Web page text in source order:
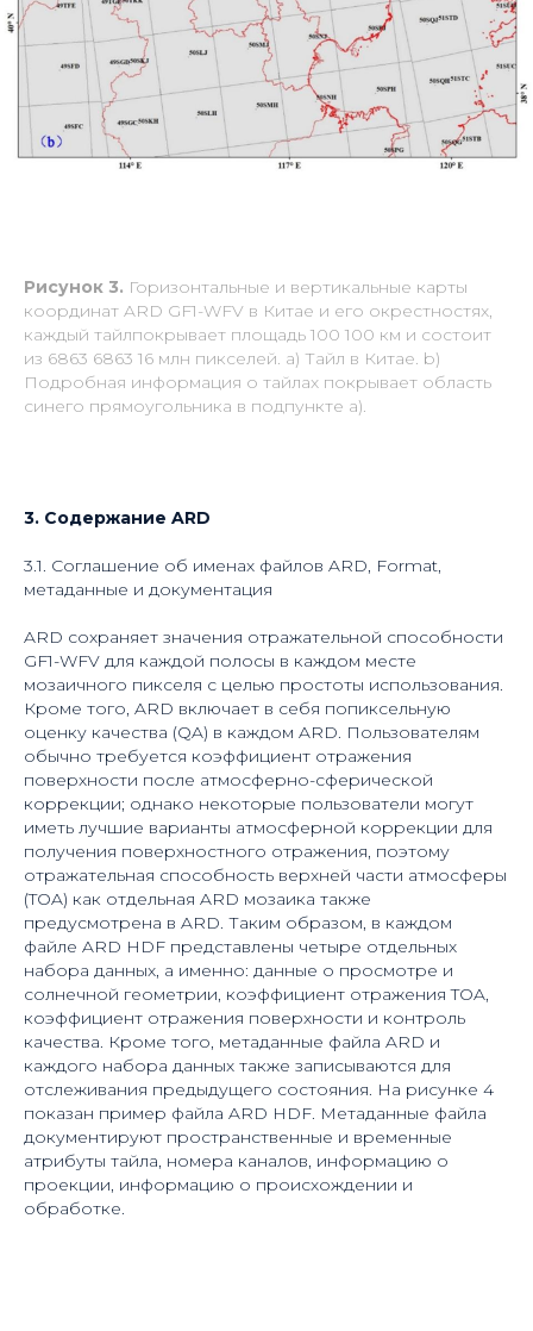
Рисунок 3. Горизонтальные и вертикальные карты
координат ARD GF1-WFV в Китае и его окрестностях,
каждый тайлпокрывает площадь 100 100 км и состоит
из 6863 6863 16 млн пикселей. а) Тайл в Китае. b)
Подробная информация о тайлах покрывает область
синего прямоугольника в подпункте а).
3. Содержание ARD
3.1. Соглашение об именах файлов ARD, Format,
метаданные и документация
ARD сохраняет значения отражательной способности
GF1-WFV для каждой полосы в каждом месте
мозаичного пикселя с целью простоты использования.
Кроме того, ARD включает в себя попиксельную
оценку качества (QA) в каждом ARD. Пользователям
обычно требуется коэффициент отражения
поверхности после атмосферно-сферической
коррекции; однако некоторые пользователи могут
иметь лучшие варианты атмосферной коррекции для
получения поверхностного отражения, поэтому
отражательная способность верхней части атмосферы
(TOA) как отдельная ARD мозаика также
предусмотрена в ARD. Таким образом, в каждом
файле ARD HDF представлены четыре отдельных
набора данных, а именно: данные о просмотре и
солнечной геометрии, коэффициент отражения TOA,
коэффициент отражения поверхности и контроль
качества. Кроме того, метаданные файла ARD и
каждого набора данных также записываются для
отслеживания предыдущего состояния. На рисунке 4
показан пример файла ARD HDF. Метаданные файла
документируют пространственные и временные
атрибуты тайла, номера каналов, информацию о
проекции, информацию о происхождении и
обработке.